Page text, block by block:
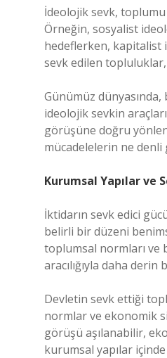
İdeolojik sevk,
Örneğin, sosyalist
hedeflerken, kapitalist
sevk edilen
Günümüz
ideolojik sevkin
görüşüne doğru
mücadelelerin ne denli
Kurumsal Yapılar ve
İktidarın sevk edici
belirli bir düzeni
toplumsal normları ve
aracılığıyla daha
Devletin sevk ettiği
normlar ve ekonomik
görüşü aşılanabilir,
kurumsal yapılar